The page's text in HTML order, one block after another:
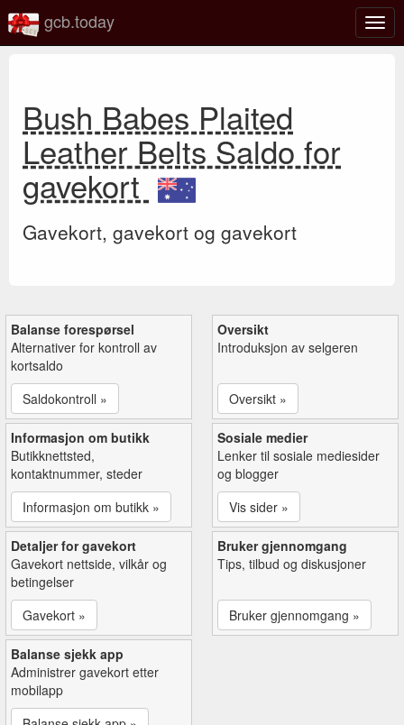
gcb.today
Bush Babes Plaited
Leather Belts Saldo for
gavekort
Gavekort, gavekort og gavekort
Balanse forespørsel
Alternativer for kontroll av
kortsaldo
Saldokontroll »
Oversikt
Introduksjon av selgeren
Oversikt »
Informasjon om butikk
Butikknettsted,
kontaktnummer, steder
Informasjon om butikk »
Sosiale medier
Lenker til sosiale mediesider
og blogger
Vis sider »
Detaljer for gavekort
Gavekort nettside, vilkår og
betingelser
Gavekort »
Bruker gjennomgang
Tips, tilbud og diskusjoner
Bruker gjennomgang »
Balanse sjekk app
Administrer gavekort etter
mobilapp